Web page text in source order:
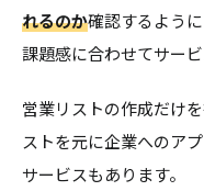
れるのか確認するよう
課題感に合わせてサー
営業リストの作成だけ
ストを元に企業へのア
サービスもあります。